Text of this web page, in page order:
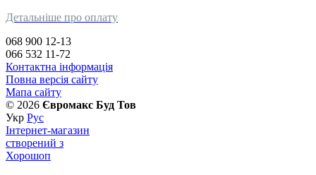
Детальніше про оплату
068 900 12-13
066 532 11-72
Контактна інформація
Повна версія сайту
Мапа сайту
© 2026 Євромакс Буд Тов
Укр Рус
Інтернет-магазин
створений з
Хорошоп